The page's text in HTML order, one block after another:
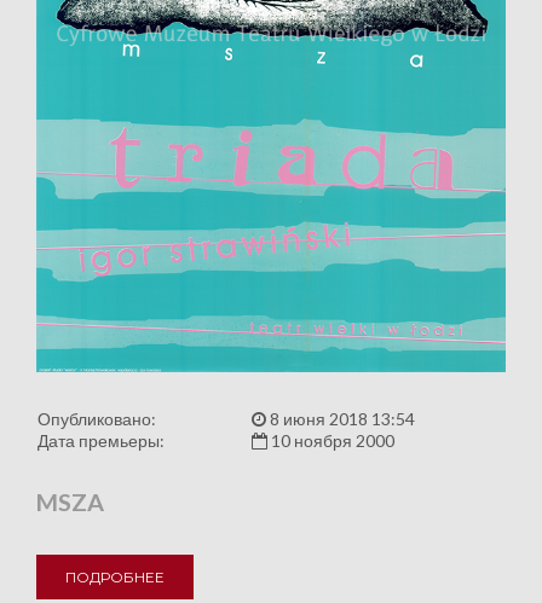
Опубликовано:
8 июня 2018 13:54
Дата премьеры:
10 ноября 2000
MSZA
ПОДРОБНЕЕ